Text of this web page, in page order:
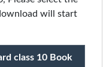
will start
class 10 Book